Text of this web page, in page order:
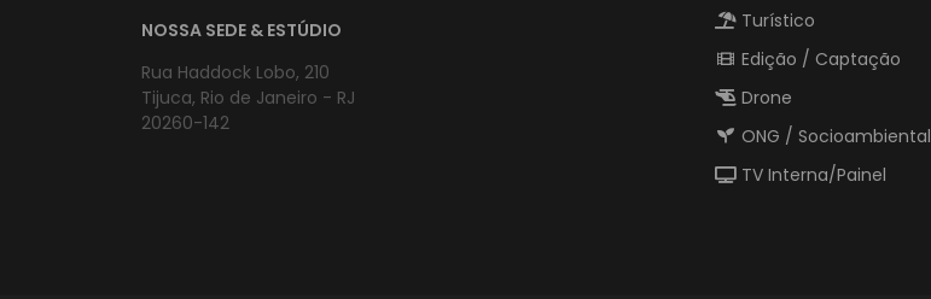
NOSSA SEDE & ESTÚDIO
Rua Haddock Lobo, 210
Tijuca, Rio de Janeiro - RJ
20260-142
Turístico
Edição / Captação
Drone
ONG / Socioambiental
TV Interna/Painel